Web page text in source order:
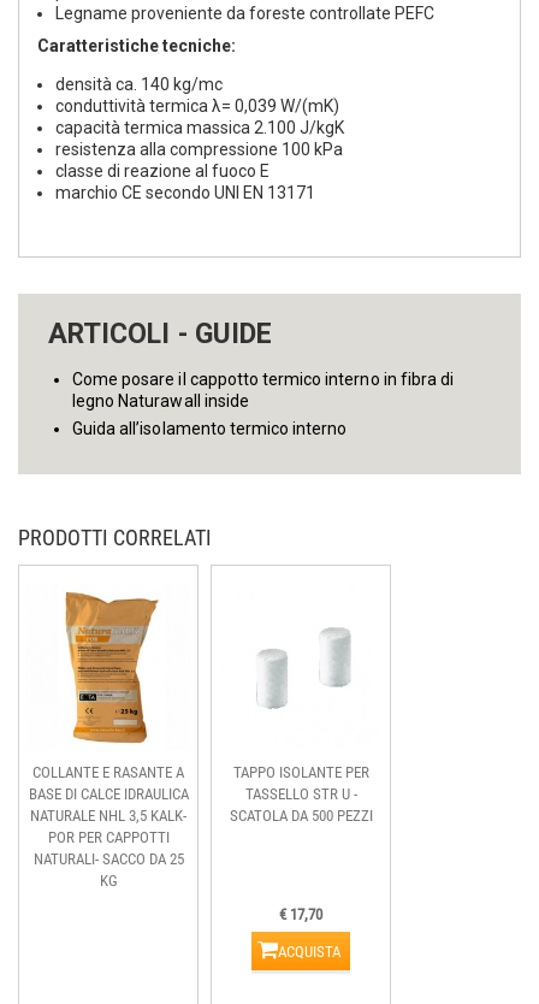
Legname proveniente da foreste controllate PEFC
Caratteristiche tecniche:
densità ca. 140 kg/mc
conduttività termica λ= 0,039 W/(mK)
capacità termica massica 2.100 J/kgK
resistenza alla compressione 100 kPa
classe di reazione al fuoco E
marchio CE secondo UNI EN 13171
ARTICOLI - GUIDE
Come posare il cappotto termico interno in fibra di
legno Naturawall inside
Guida all’isolamento termico interno
PRODOTTI CORRELATI
COLLANTE E RASANTE A
BASE DI CALCE IDRAULICA
NATURALE NHL 3,5 KALK-
POR PER CAPPOTTI
NATURALI- SACCO DA 25
KG
TAPPO ISOLANTE PER
TASSELLO STR U -
SCATOLA DA 500 PEZZI
€ 17,70
ACQUISTA